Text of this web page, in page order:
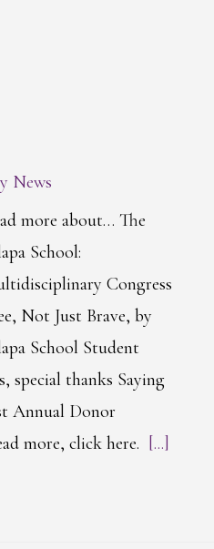
News
more about… The
School:
Congress
Not Just Brave, by
School Student
special thanks Saying
Annual Donor
more, click here. [...]